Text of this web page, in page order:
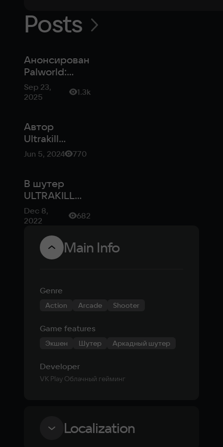
Posts
Анонсирован
Palworld:
Palfarm —
симулятор
Sep 23,
2025
1.3k
Автор
Ultrakill
заявил, что
ничего
плохого
Jun 5, 2024 770
В шутер
ULTRAKILL
добавили
поддержку
(18+)
Dec 8,
2022
682
Main Info
Genre
Action Arcade Shooter
Game features
Экшен Шутер Аркадный шутер
Developer
VK Play Облачный гейминг
Localization